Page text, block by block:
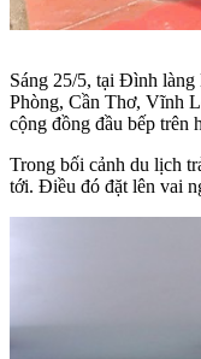
Sáng 25/5, tại Đình
Phòng, Cần Thơ, Vĩnh
cộng đồng đầu bếp trên
Trong bối cảnh du lịch
tới. Điều đó đặt lên vai